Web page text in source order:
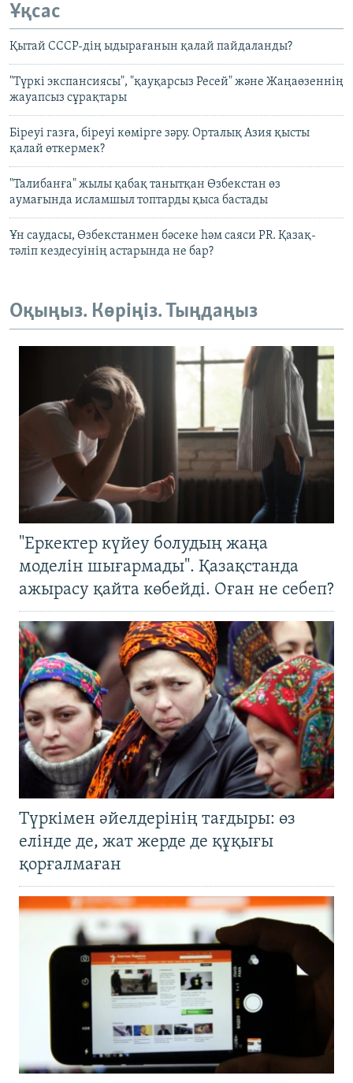
Ұқсас
Қытай СССР-дің ыдырағанын қалай пайдаланды?
"Түркі экспансиясы", "қауқарсыз Ресей" және Жаңаөзеннің
жауапсыз сұрақтары
Біреуі газға, біреуі көмірге зәру. Орталық Азия қысты
қалай өткермек?
"Талибанға" жылы қабақ танытқан Өзбекстан өз
аумағында исламшыл топтарды қыса бастады
Ұн саудасы, Өзбекстанмен бәсеке һәм саяси PR. Қазақ-
тәліп кездесуінің астарында не бар?
Оқыңыз. Көріңіз. Тыңдаңыз
"Еркектер күйеу болудың жаңа
моделін шығармады". Қазақстанда
ажырасу қайта көбейді. Оған не себеп?
Түркімен әйелдерінің тағдыры: өз
елінде де, жат жерде де құқығы
қорғалмаған